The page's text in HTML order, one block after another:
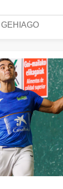
GEHIAGO